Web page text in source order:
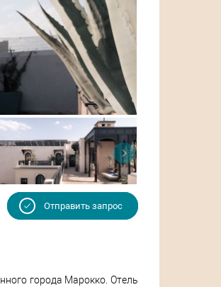
Отправить запрос
города Марокко. Отель